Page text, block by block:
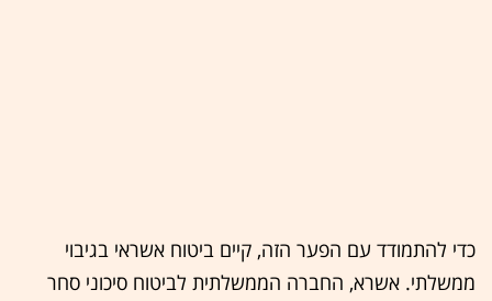
כדי להתמודד עם הפער הזה, קיים ביטוח אשראי בגיבוי
ממשלתי. אשרא, החברה הממשלתית לביטוח סיכוני סחר